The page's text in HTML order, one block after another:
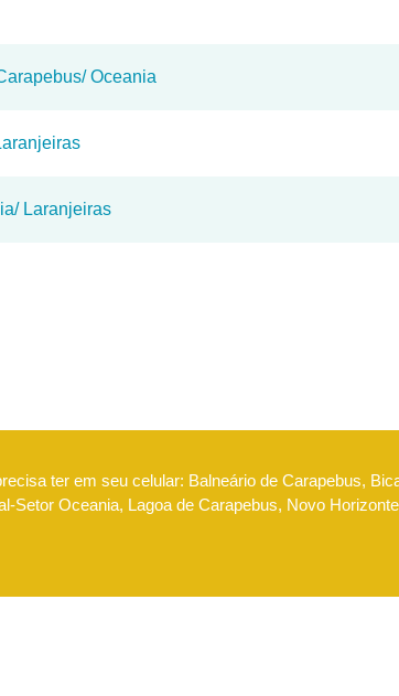
Oceania
Laranjeiras
ter em seu celular: Balneário de Carapebus,
Setor Oceania, Lagoa de Carapebus, Novo